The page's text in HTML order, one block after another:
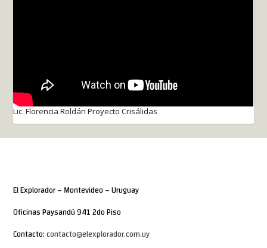
Lic. Florencia Roldán Proyecto Crisálidas
El Explorador – Montevideo – Uruguay
Oficinas Paysandú 941 2do Piso
Contacto:contacto@elexplorador.com.uy